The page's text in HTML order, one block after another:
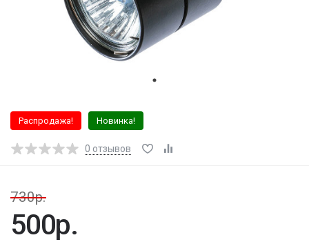
Распродажа! Новинка!
0 отзывов
730р.
500р.